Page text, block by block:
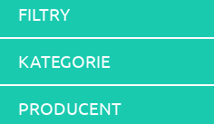
FILTRY
KATEGORIE
PRODUCENT